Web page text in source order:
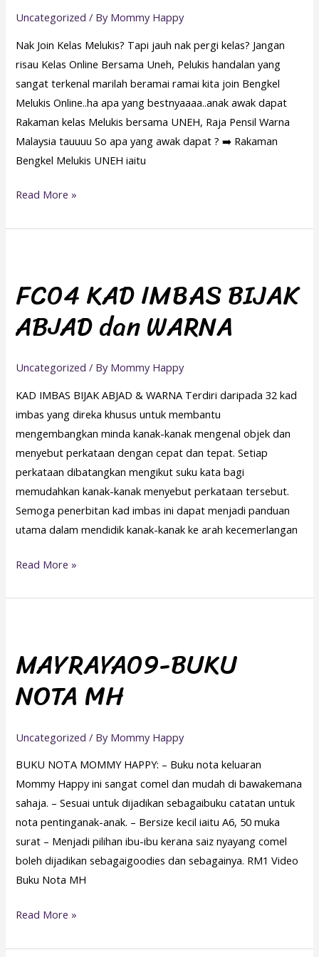
Uncategorized / By Mommy Happy
Nak Join Kelas Melukis? Tapi jauh nak pergi kelas? Jangan
risau Kelas Online Bersama Uneh, Pelukis handalan yang
sangat terkenal marilah beramai ramai kita join Bengkel
Melukis Online..ha apa yang bestnyaaaa..anak awak dapat
Rakaman kelas Melukis bersama UNEH, Raja Pensil Warna
Malaysia tauuuu So apa yang awak dapat ? ➡️ Rakaman
Bengkel Melukis UNEH iaitu
Read More »
FC04 KAD IMBAS BIJAK
ABJAD dan WARNA
Uncategorized / By Mommy Happy
KAD IMBAS BIJAK ABJAD & WARNA Terdiri daripada 32 kad
imbas yang direka khusus untuk membantu
mengembangkan minda kanak-kanak mengenal objek dan
menyebut perkataan dengan cepat dan tepat. Setiap
perkataan dibatangkan mengikut suku kata bagi
memudahkan kanak-kanak menyebut perkataan tersebut.
Semoga penerbitan kad imbas ini dapat menjadi panduan
utama dalam mendidik kanak-kanak ke arah kecemerlangan
IMBAS
ABJAD
WARNA
Read More »
MAYRAYA09-BUKU
NOTA MH
Uncategorized / By Mommy Happy
BUKU NOTA MOMMY HAPPY: – Buku nota keluaran
Mommy Happy ini sangat comel dan mudah di bawakemana
sahaja. – Sesuai untuk dijadikan sebagaibuku catatan untuk
nota pentinganak-anak. – Bersize kecil iaitu A6, 50 muka
surat – Menjadi pilihan ibu-ibu kerana saiz nyayang comel
boleh dijadikan sebagaigoodies dan sebagainya. RM1 Video
Buku Nota MH
NOTA
Read More »